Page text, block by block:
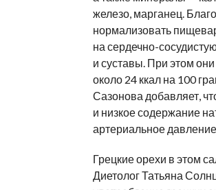
железо, марганец.
нормализовать
на сердечно-
и суставы. При этом
около 24 ккал на 100
Сазонова добавляет,
и низкое содержание
артериальное
Грецкие орехи в этом
Диетолог Татьяна